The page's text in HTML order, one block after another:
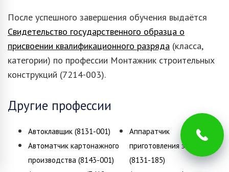
После успешного завершения обучения выдаётся
Свидетельство государственного образца о
присвоении квалификационного разряда (класса,
категории) по профессии Монтажник строительных
конструкций (7214-003).
Другие профессии
Автоклавщик (8131-001)
Автоматчик картонажного
производства (8143-001)
Аппаратчик
приготовления эмульсий
(8131-185)